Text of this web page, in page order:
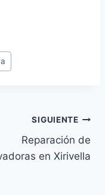
SIGUIENTE
Reparación de
en Xirivella